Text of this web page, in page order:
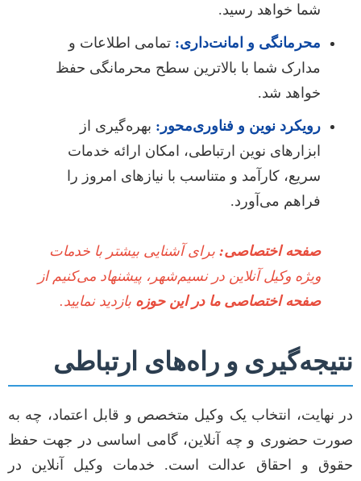
شما خواهد رسید.
محرمانگی و امانت‌داری: تمامی اطلاعات و
مدارک شما با بالاترین سطح محرمانگی حفظ
خواهد شد.
رویکرد نوین و فناوری‌محور: بهره‌گیری از
ابزارهای نوین ارتباطی، امکان ارائه خدمات
سریع، کارآمد و متناسب با نیازهای امروز را
فراهم می‌آورد.
صفحه اختصاصی: برای آشنایی بیشتر با خدمات
ویژه وکیل آنلاین در نسیم‌شهر، پیشنهاد می‌کنیم از
صفحه اختصاصی ما در این حوزه بازدید نمایید.
نتیجه‌گیری و راه‌های ارتباطی
در نهایت، انتخاب یک وکیل متخصص و قابل اعتماد، چه به
صورت حضوری و چه آنلاین، گامی اساسی در جهت حفظ
حقوق و احقاق عدالت است. خدمات وکیل آنلاین در